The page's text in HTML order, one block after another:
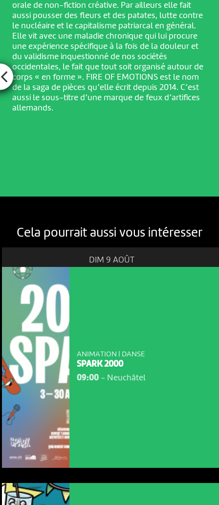
orale de non-fiction créative. Par ailleurs elle fait
aussi pousser des fleurs et des patates, lutte contre
le nucléaire et le capitalisme patriarcal en général.
Elle vit avec une maladie chronique qui lui procure
une expérience spécifique à la fois de la douleur et
du validisme inquestionné de nos sociétés
occidentales, le fait que tout soit organisé autour de
corps « en forme ». FIRE OF EMOTIONS est le nom
de la saga de pièces qu’elle écrit depuis 2014. C’est
aussi le sous-titre d’une marque de feux d’artifices
allemands.
Cela pourrait aussi vous intéresser
DIM 9 AOÛT
ANIMATION | DANSE
SPARK 2000
09:00- Neuchâtel